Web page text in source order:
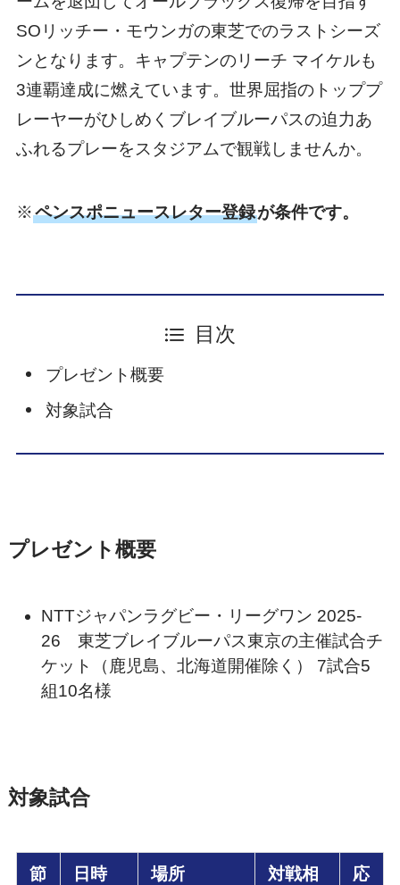
SOリッチー・モウンガの東芝でのラストシーズ
ンとなります。キャプテンのリーチ マイケルも
3連覇達成に燃えています。世界屈指のトッププ
レーヤーがひしめくブレイブルーパスの迫力あ
ふれるプレーをスタジアムで観戦しませんか。
※ペンスポニュースレター登録が条件です。
目次
プレゼント概要
対象試合
プレゼント概要
NTTジャパンラグビー・リーグワン 2025-
26 東芝ブレイブルーパス東京の主催試合チ
ケット（鹿児島、北海道開催除く） 7試合5
組10名様
対象試合
節 日時 場所 対戦相 応